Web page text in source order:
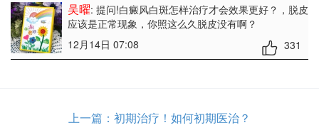
吴曜: 提问!白癜风白斑怎样治疗才会效果更好？ ，脱皮
应该是正常现象，你照这么久脱皮没有啊？
12月14日 07:08
331
上一篇： 初期治疗！如何初期医治？